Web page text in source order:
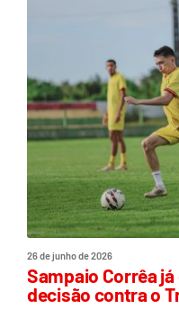
26 de junho de 2026
Sampaio Corrêa
decisão contra o